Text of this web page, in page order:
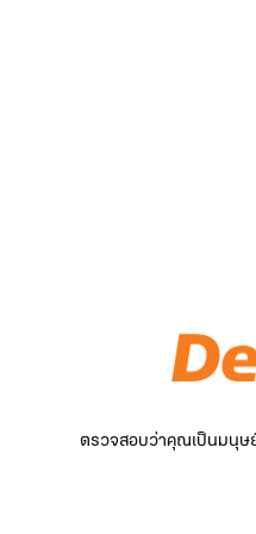
ตรวจสอบว่าคุณเป็นมนุษ